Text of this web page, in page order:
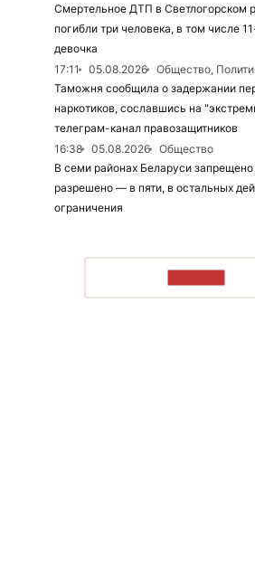
Смертельное ДТП в Светлогорском
погибли три человека, в том числе
девочка
17:11
05.08.2026
Общество,
Таможня сообщила о задержании
наркотиков, сославшись на
телеграм-канал правозащитников
16:38
05.08.2026
Общество
В семи районах Беларуси
разрешено — в пяти, в остальных
ограничения